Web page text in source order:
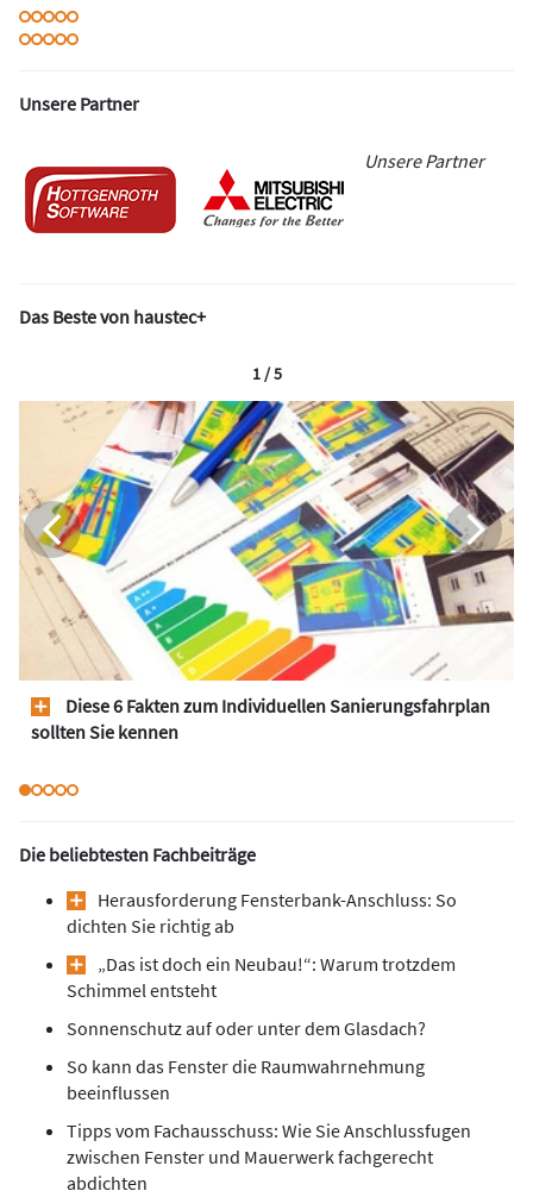
Unsere Partner
Unsere Partner
Das Beste von haustec+
Diese 6 Fakten zum Individuellen Sanierungsfahrplan
sollten Sie kennen
1 / 5
Die beliebtesten Fachbeiträge
Herausforderung Fensterbank-Anschluss: So
dichten Sie richtig ab
„Das ist doch ein Neubau!“: Warum trotzdem
Schimmel entsteht
Sonnenschutz auf oder unter dem Glasdach?
So kann das Fenster die Raumwahrnehmung
beeinflussen
Tipps vom Fachausschuss: Wie Sie Anschlussfugen
zwischen Fenster und Mauerwerk fachgerecht
abdichten